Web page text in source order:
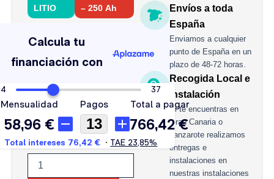
LITIO
– 250 Ah
25.6V
100
AH
Envíos a toda
España
Enviamos a cualquier
punto de España en un
plazo de 48-72 horas.
Recogida Local e
Instalación
Si te encuentras en
Gran Canaria o
Lanzarote realizamos
entregas e
instalaciones en
nuestras instalaciones